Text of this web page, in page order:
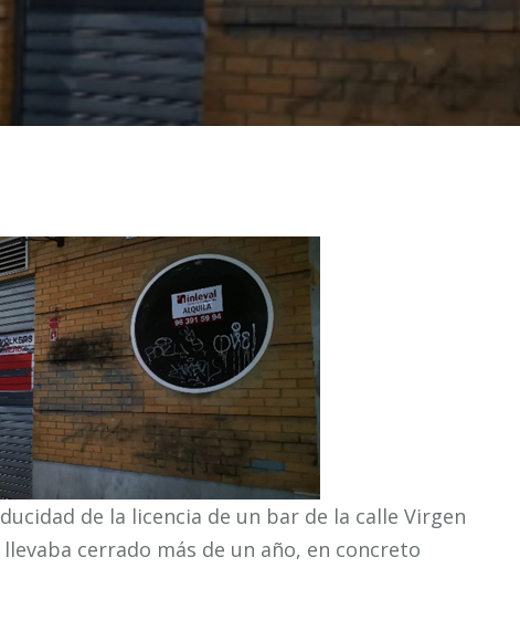
de la licencia de un bar de la calle Virgen
cerrado más de un año, en concreto